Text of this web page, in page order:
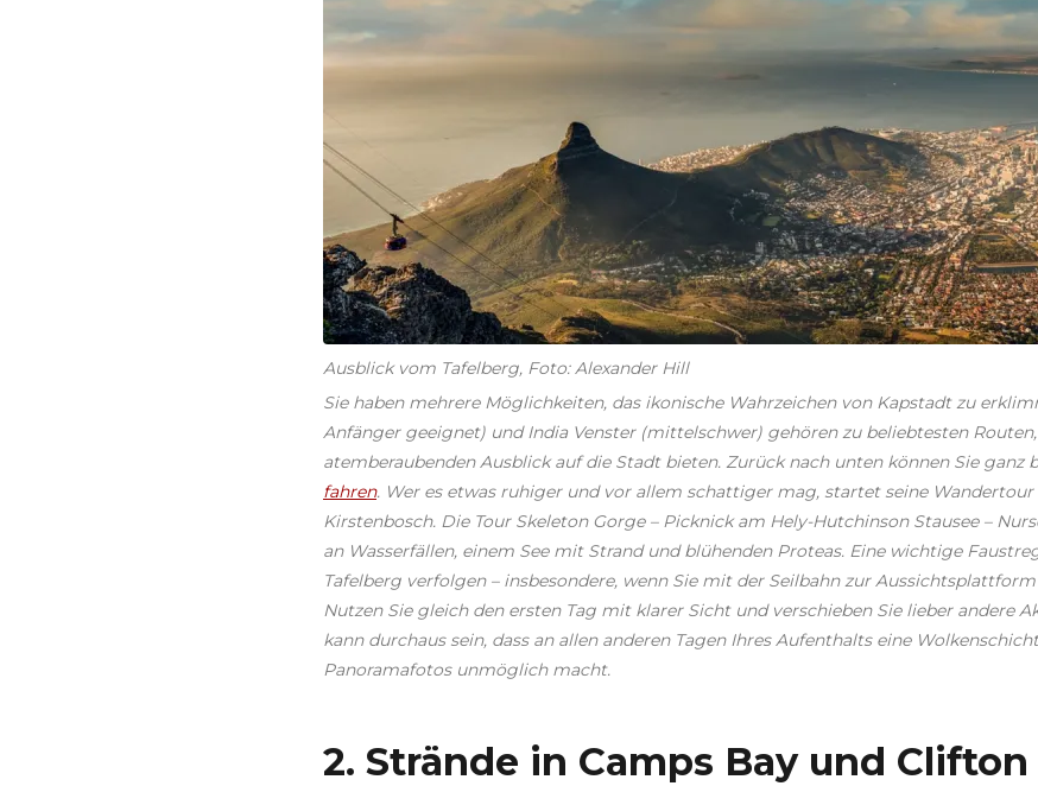
Ausblick vom Tafelberg, Foto: Alexander Hill
Sie haben mehrere Möglichkeiten, das ikonische Wahrzeichen von Kapstadt zu
Anfänger geeignet) und India Venster (mittelschwer) gehören zu beliebtesten
atemberaubenden Ausblick auf die Stadt bieten. Zurück nach unten können Sie ganz
fahren. Wer es etwas ruhiger und vor allem schattiger mag, startet seine
Kirstenbosch. Die Tour Skeleton Gorge – Picknick am Hely-Hutchinson Stausee –
an Wasserfällen, einem See mit Strand und blühenden Proteas. Eine wichtige
Tafelberg verfolgen – insbesondere, wenn Sie mit der Seilbahn zur
Nutzen Sie gleich den ersten Tag mit klarer Sicht und verschieben Sie lieber andere
kann durchaus sein, dass an allen anderen Tagen Ihres Aufenthalts eine
Panoramafotos unmöglich macht.
2. Strände in Camps Bay und Clifton